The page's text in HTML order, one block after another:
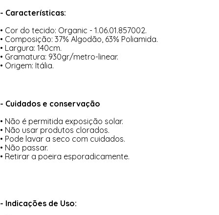
- Características:
• Cor do tecido: Organic - 1.06.01.857002.
• Composição: 37% Algodão, 63% Poliamida.
• Largura: 140cm.
• Gramatura: 930gr/metro-linear.
• Origem: Itália.
- Cuidados e conservação
• Não é permitida exposição solar.
• Não usar produtos clorados.
• Pode lavar a seco com cuidados.
• Não passar.
• Retirar a poeira esporadicamente.
- Indicações de Uso: